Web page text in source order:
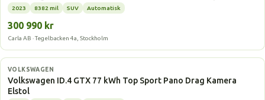
2023 8382 mil SUV Automatisk
300 990 kr
Carla AB · Tegelbacken 4a, Stockholm
Elbil
VOLKSWAGEN
Volkswagen ID.4 GTX 77 kWh Top Sport Pano Drag Kamera
Elstol